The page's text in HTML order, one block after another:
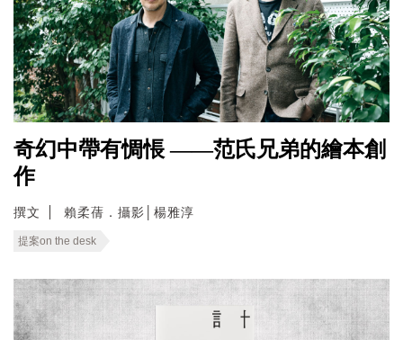
奇幻中帶有惆悵 ——范氏兄弟的繪本創
作
撰文 賴柔蒨．攝影│楊雅淳
提案on the desk